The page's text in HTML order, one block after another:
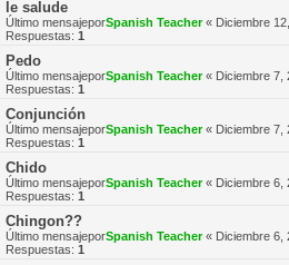
le salude
Último mensajeporSpanish Teacher« Diciembre
Respuestas: 1
Pedo
Último mensajeporSpanish Teacher« Diciembre 7,
Respuestas: 1
Conjunción
Último mensajeporSpanish Teacher« Diciembre 7,
Respuestas: 1
Chido
Último mensajeporSpanish Teacher« Diciembre 6,
Respuestas: 1
Chingon??
Último mensajeporSpanish Teacher« Diciembre 6,
Respuestas: 1